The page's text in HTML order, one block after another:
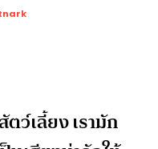
ตว์เลี้ยง เรามัก